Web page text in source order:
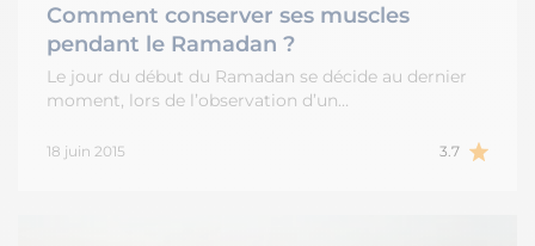
Comment conserver ses muscles
pendant le Ramadan ?
Le jour du début du Ramadan se décide au dernier
moment, lors de l’observation d’un…
18 juin 2015 3.7